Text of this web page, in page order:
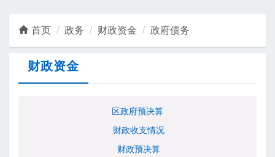
首页 政务 财政资金 政府债务
财政资金
区政府预决算
财政收支情况
财政预决算